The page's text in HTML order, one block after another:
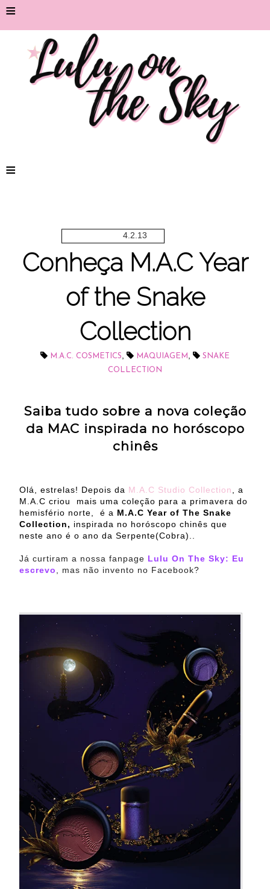
≡
≡
4.2.13
Conheça M.A.C Year
of the Snake
Collection
M.A.C. COSMETICS, MAQUIAGEM ,
SNAKE
COLLECTION
Saiba tudo sobre a nova coleção
da MAC inspirada no horóscopo
chinês
Olá, estrelas! Depois da M.A.C Studio Collection
, a
M.A.C criou mais uma coleção para a primavera do
hemisfério norte, é a M.A.C Year of The Snake
Collection, inspirada no horóscopo chinês que
neste ano é o ano da Serpente(Cobra)..
Já curtiram a nossa fanpage Lulu On The Sky: Eu
escrevo
, mas não invento no Facebook?